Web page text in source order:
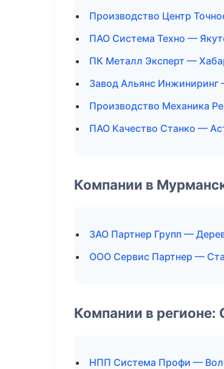
Производство Центр
ПАО Система Техно —
ПК Металл Эксперт —
Завод Альянс
Производство Механика
ПАО Качество Станко —
Компании в
ЗАО Партнер Групп —
ООО Сервис Партнер —
Компании в
НПП Система Профи —